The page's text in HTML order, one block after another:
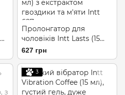
Пролонгатор для
чоловіків Intt Lasts (15
мл) з екстрактом
гвоздики та м'яти
627 грн
3